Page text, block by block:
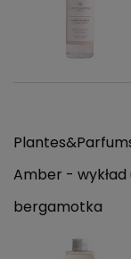
Amber - wykład
bergamotka